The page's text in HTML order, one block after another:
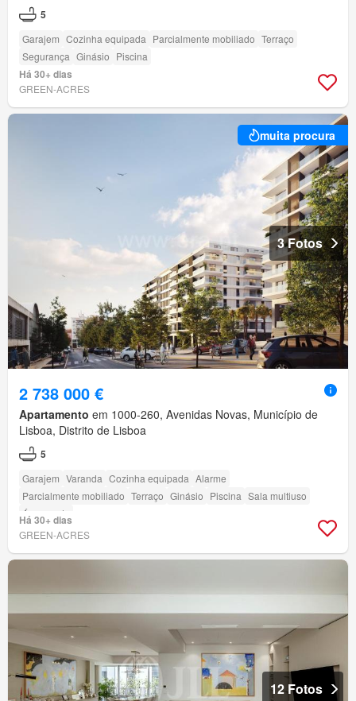
5
Garajem Cozinha equipada Parcialmente mobiliado Terraço
Segurança Ginásio Piscina
Há 30+ dias
GREEN-ACRES
muita procura
3 Fotos
2 738 000 €
Apartamento em 1000-260, Avenidas Novas, Município de
Lisboa, Distrito de Lisboa
5
Garajem Varanda Cozinha equipada Alarme
Parcialmente mobiliado Terraço Ginásio Piscina Sala multiuso
Área verde
Há 30+ dias
GREEN-ACRES
12 Fotos